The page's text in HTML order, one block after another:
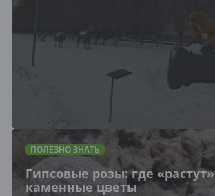
ПОЛЕЗНО ЗНАТЬ
Гипсовые розы: где «растут»
каменные цветы